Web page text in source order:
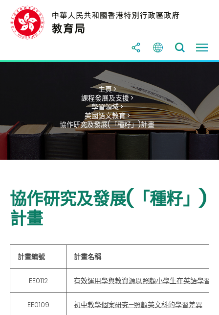
主頁 >
課程發展及支援 >
學習領域 >
英國語文教育 >
協作研究及發展(「種籽」)計畫
協作研究及發展(「種籽」)
計畫
計畫編號 計畫名稱
EE0112 有效運用學與教資源以照顧小學生在英語學習
EE0109 初中教學個案研究—照顧英文科的學習差異